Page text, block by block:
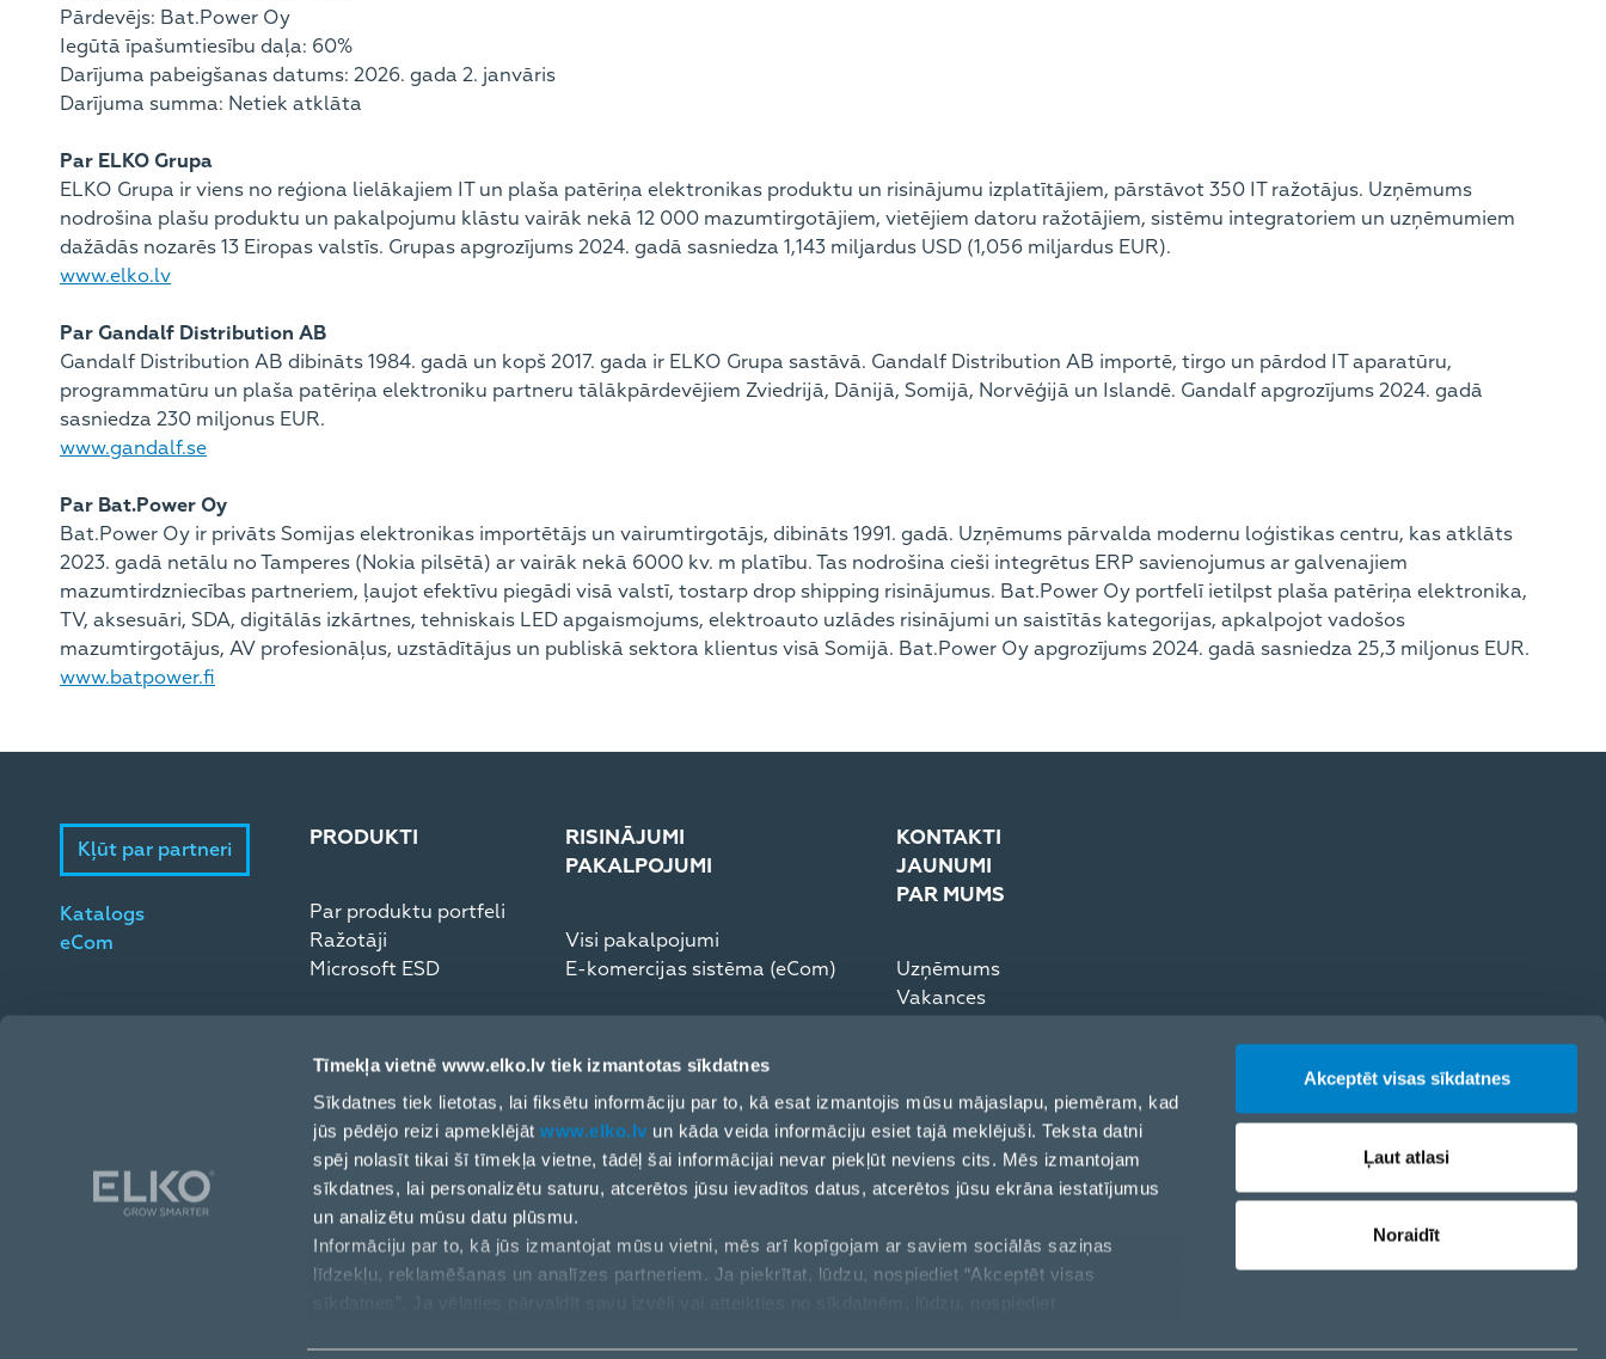
Tīmekļa vietnē www.elko.lv tiek izmantotas sīkdatnes
Sīkdatnes tiek lietotas, lai fiksētu informāciju par to, kā esat izmantojis mūsu mājaslapu, piemēram, kad
jūs pēdējo reizi apmeklējātwww.elko.lv un kāda veida informāciju esiet tajā meklējuši. Teksta datni
spēj nolasīt tikai šī tīmekļa vietne, tādēļ šai informācijai nevar piekļūt neviens cits. Mēs izmantojam
sīkdatnes, lai personalizētu saturu, atcerētos jūsu ievadītos datus, atcerētos jūsu ekrāna iestatījumus
un analizētu mūsu datu plūsmu.
Informāciju par to, kā jūs izmantojat mūsu vietni, mēs arī kopīgojam ar saviem sociālās saziņas
līdzekļu, reklamēšanas un analīzes partneriem. Ja piekrītat, lūdzu, nospiediet “Akceptēt visas
Akceptēt visas sīkdatnes
Ļaut atlasi
Noraidīt
Pārdevējs: Bat.Power Oy
Iegūtā īpašumtiesību daļa: 60%
Darījuma pabeigšanas datums: 2026. gada 2. janvāris
Darījuma summa: Netiek atklāta
Par ELKO Grupa
ELKO Grupa ir viens no reģiona lielākajiem IT un plaša patēriņa elektronikas produktu un risinājumu izplatītājiem, pārstāvot 350 IT ražotājus. Uzņēmums
nodrošina plašu produktu un pakalpojumu klāstu vairāk nekā 12 000 mazumtirgotājiem, vietējiem datoru ražotājiem, sistēmu integratoriem un uzņēmumiem
dažādās nozarēs 13 Eiropas valstīs. Grupas apgrozījums 2024. gadā sasniedza 1,143 miljardus USD (1,056 miljardus EUR).
www.elko.lv
Par Gandalf Distribution AB
Gandalf Distribution AB dibināts 1984. gadā un kopš 2017. gada ir ELKO Grupa sastāvā. Gandalf Distribution AB importē, tirgo un pārdod IT aparatūru,
programmatūru un plaša patēriņa elektroniku partneru tālākpārdevējiem Zviedrijā, Dānijā, Somijā, Norvēģijā un Islandē. Gandalf apgrozījums 2024. gadā
sasniedza 230 miljonus EUR.
www.gandalf.se
Par Bat.Power Oy
Bat.Power Oy ir privāts Somijas elektronikas importētājs un vairumtirgotājs, dibināts 1991. gadā. Uzņēmums pārvalda modernu loģistikas centru, kas atklāts
2023. gadā netālu no Tamperes (Nokia pilsētā) ar vairāk nekā 6000 kv. m platību. Tas nodrošina cieši integrētus ERP savienojumus ar galvenajiem
mazumtirdzniecības partneriem, ļaujot efektīvu piegādi visā valstī, tostarp drop shipping risinājumus. Bat.Power Oy portfelī ietilpst plaša patēriņa elektronika,
TV, aksesuāri, SDA, digitālās izkārtnes, tehniskais LED apgaismojums, elektroauto uzlādes risinājumi un saistītās kategorijas, apkalpojot vadošos
mazumtirgotājus, AV profesionāļus, uzstādītājus un publiskā sektora klientus visā Somijā. Bat.Power Oy apgrozījums 2024. gadā sasniedza 25,3 miljonus EUR.
www.batpower.fi
Kļūt par partneri
Katalogs
eCom
PRODUKTI
Par produktu portfeli
Ražotāji
Microsoft ESD
RISINĀJUMI
PAKALPOJUMI
Visi pakalpojumi
E-komercijas sistēma (eCom)
KONTAKTI
JAUNUMI
PAR MUMS
Uzņēmums
Vakances
Toma iela 4, Rīga, LV-1003, Latvija
Sīkdatņu iestatījumi